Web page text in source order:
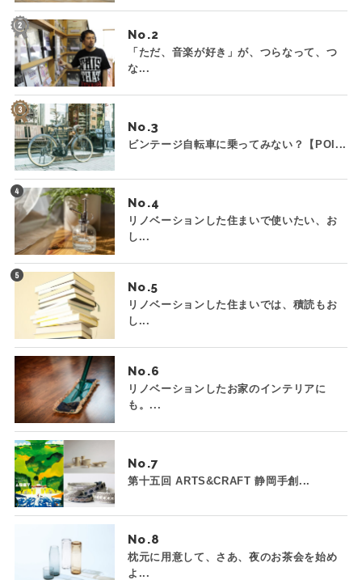
No.
「ただ、音楽が好き」が、つらなって、つ
な...
No.
ビンテージ自転車に乗ってみない？【POI...
No.
リノベーションした住まいで使いたい、お
し...
No.
リノベーションした住まいでは、積読もお
し...
No.
リノベーションしたお家のインテリアに
も。...
No.
第十五回 ARTS&CRAFT 静岡手創...
No.
枕元に用意して、さあ、夜のお茶会を始め
よ...